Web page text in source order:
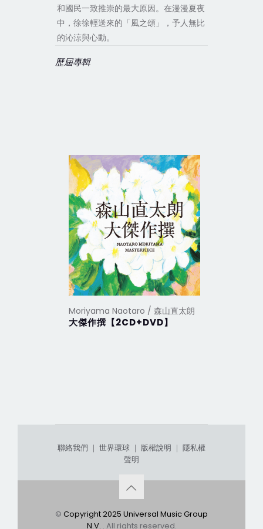
和國民一致推崇的最大原因。在漫漫夏夜
中，徐徐輕送來的「風之頌」，予人無比
的沁涼與心動。
歷屆專輯
Moriyama Naotaro / 森山直太朗
大傑作撰【2CD+DVD】
聯絡我們 ｜ 世界環球 ｜ 版權說明 ｜ 隱私權
聲明
© Copyright 2025 Universal Music Group
N.V. . All rights reserved.